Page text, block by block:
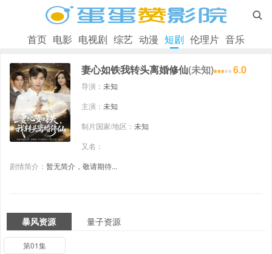

首页 电影 电视剧 综艺 动漫 短剧 伦理片 音乐
妻心如铁我转头离婚修仙(未知) 6.0
导演： 未知
主演： 未知
制片国家/地区： 未知
又名：
剧情简介： 暂无简介，敬请期待...
暴风资源 量子资源
第01集